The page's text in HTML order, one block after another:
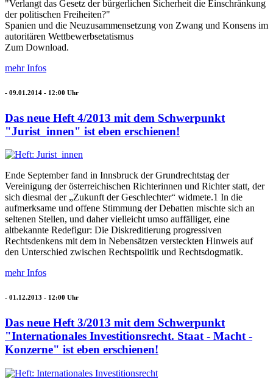
"Verlangt das Gesetz der bürgerlichen Sicherheit die Einschränkung
der politischen Freiheiten?"
Spanien und die Neuzusammensetzung von Zwang und Konsens im
autoritären Wettbewerbsetatismus
Zum Download.
mehr Infos
- 09.01.2014 - 12:00 Uhr
Das neue Heft 4/2013 mit dem Schwerpunkt
"Jurist_innen" ist eben erschienen!
Ende September fand in Innsbruck der Grundrechtstag der
Vereinigung der österreichischen Richterinnen und Richter statt, der
sich diesmal der „Zukunft der Geschlechter“ widmete.1 In die
aufmerksame und offene Stimmung der Debatten mischte sich an
seltenen Stellen, und daher vielleicht umso auffälliger, eine
altbekannte Redefigur: Die Diskreditierung progressiven
Rechtsdenkens mit dem in Nebensätzen versteckten Hinweis auf
den Unterschied zwischen Rechtspolitik und Rechtsdogmatik.
mehr Infos
- 01.12.2013 - 12:00 Uhr
Das neue Heft 3/2013 mit dem Schwerpunkt
"Internationales Investitionsrecht. Staat - Macht -
Konzerne" ist eben erschienen!